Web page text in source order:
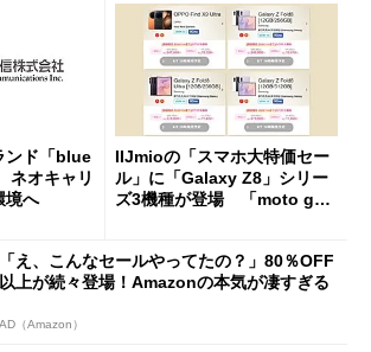
ンド「blue
オキャリ
境へ
IIJmioの「スマホ大特価セー
ル」に「Galaxy Z8」シリー
ズ3機種が登場 「moto g37
「え、こんなセールやってたの？」80％OFF
以上が続々登場！Amazonの本気が凄すぎる
AD（Amazon）